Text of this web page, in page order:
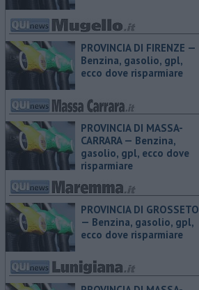
PROVINCIA DI FIRENZE — ​
Benzina, gasolio, gpl,
ecco dove risparmiare
PROVINCIA DI MASSA-
CARRARA — ​Benzina,
gasolio, gpl, ecco dove
risparmiare
PROVINCIA DI GROSSETO
— ​Benzina, gasolio, gpl,
ecco dove risparmiare